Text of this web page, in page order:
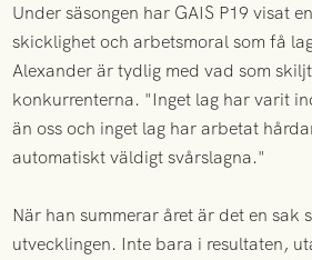
Under säsongen har GAIS P19 visat
skicklighet och arbetsmoral som få
Alexander är tydlig med vad som
konkurrenterna. "Inget lag har varit
än oss och inget lag har arbetat
automatiskt väldigt svårslagna."
När han summerar året är det en sak
utvecklingen. Inte bara i resultaten,